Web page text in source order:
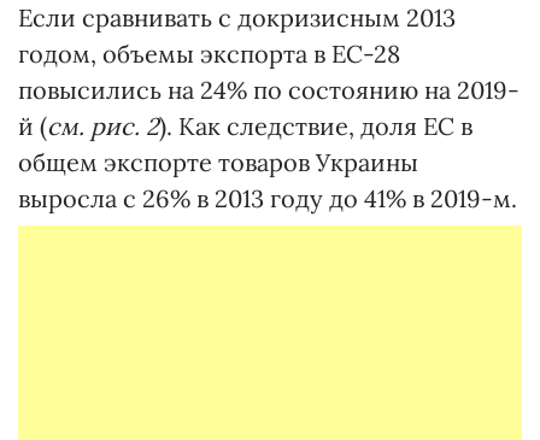
Если сравнивать с докризисным 2013
годом, объемы экспорта в ЕС-28
повысились на 24% по состоянию на 2019-
й (см. рис. 2). Как следствие, доля ЕС в
общем экспорте товаров Украины
выросла с 26% в 2013 году до 41% в 2019-м.